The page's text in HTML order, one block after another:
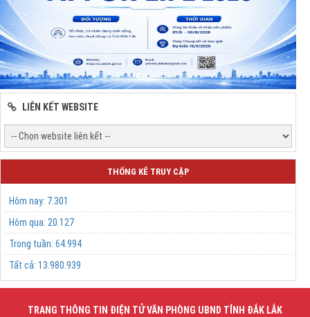
LIÊN KẾT WEBSITE
THỐNG KÊ TRUY CẬP
Hôm nay: 7.301
Hôm qua: 20.127
Trong tuần: 64.994
Tất cả: 13.980.939
TRANG THÔNG TIN ĐIỆN TỬ VĂN PHÒNG UBND TỈNH ĐẮK LẮK